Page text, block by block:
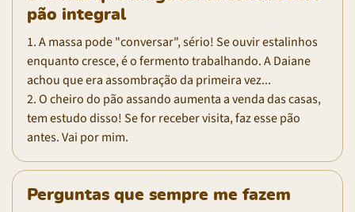
pão integral
1. A massa pode "conversar", sério! Se ouvir estalinhos
enquanto cresce, é o fermento trabalhando. A Daiane
achou que era assombração da primeira vez...
2. O cheiro do pão assando aumenta a venda das casas,
tem estudo disso! Se for receber visita, faz esse pão
antes. Vai por mim.
Perguntas que sempre me fazem